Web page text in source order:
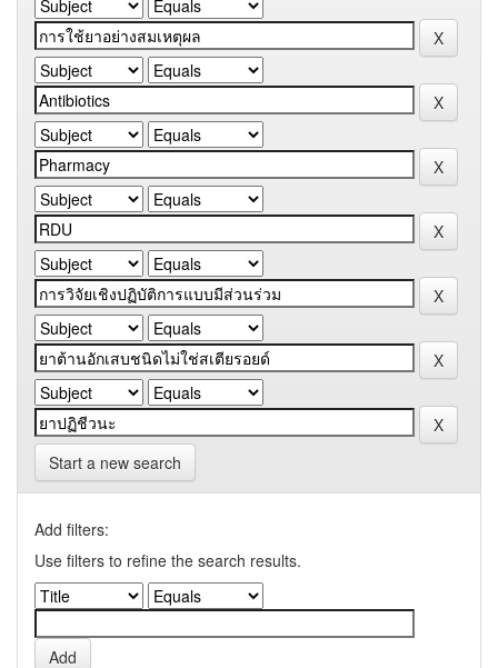
Start a new search
Add filters:
Use filters to refine the search results.